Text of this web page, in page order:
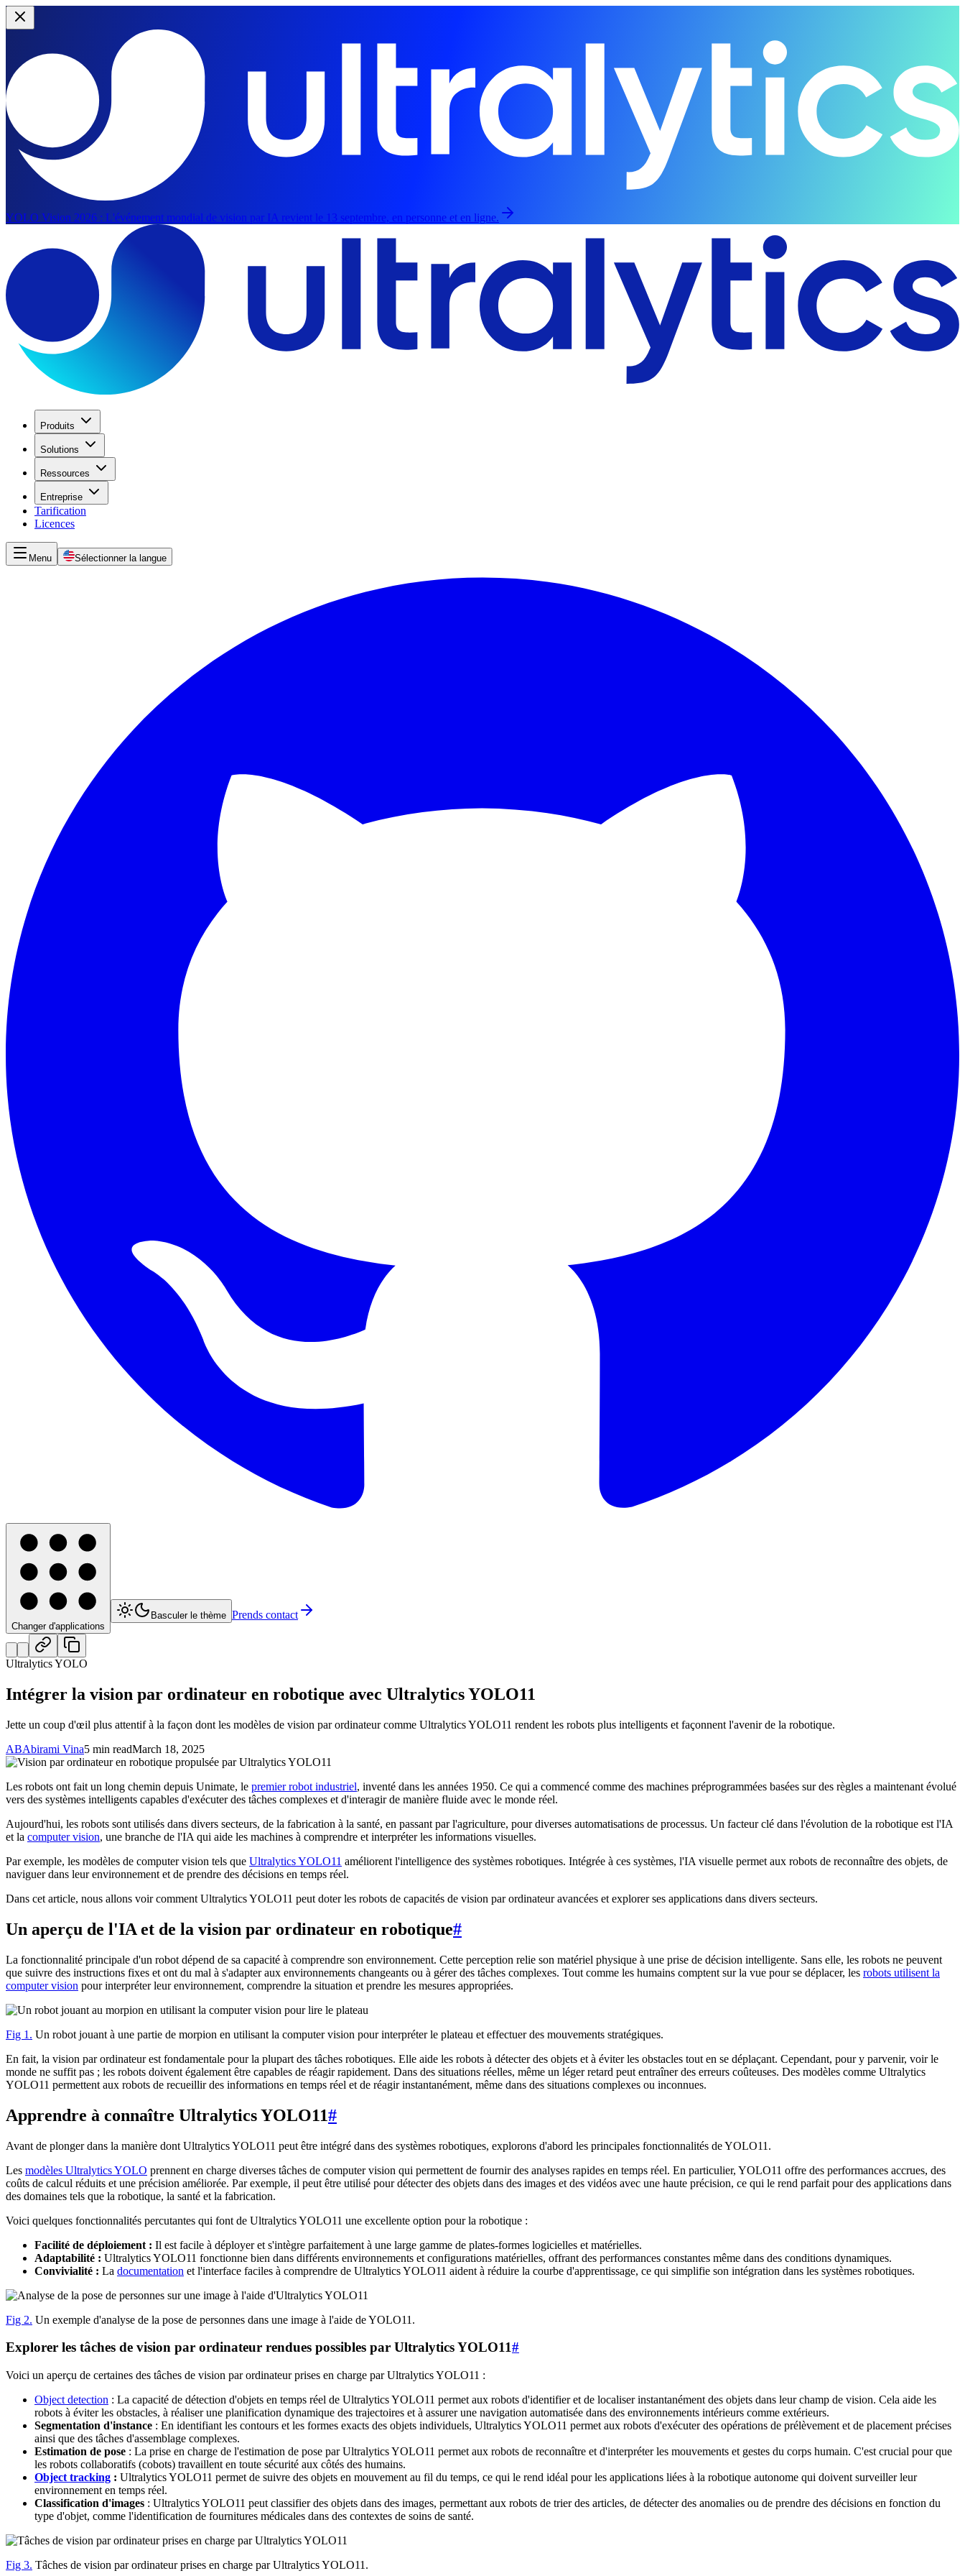
YOLO Vision 2026 : L'événement mondial de vision par IA revient le 13 septembre, en personne et en ligne.
Produits
Solutions
Ressources
Entreprise
Tarification
Licences
Menu Sélectionner la langue
Changer d'applications
Basculer le thème Prends contact
Ultralytics YOLO
Intégrer la vision par ordinateur en robotique avec Ultralytics YOLO11
Jette un coup d'œil plus attentif à la façon dont les modèles de vision par ordinateur comme Ultralytics YOLO11 rendent les robots plus intelligents et façonnent l'avenir de la robotique.
ABAbirami Vina5 min readMarch 18, 2025
Les robots ont fait un long chemin depuis Unimate, le premier robot industriel, inventé dans les années 1950. Ce qui a commencé comme des machines préprogrammées basées sur des règles a maintenant évolué
vers des systèmes intelligents capables d'exécuter des tâches complexes et d'interagir de manière fluide avec le monde réel.
Aujourd'hui, les robots sont utilisés dans divers secteurs, de la fabrication à la santé, en passant par l'agriculture, pour diverses automatisations de processus. Un facteur clé dans l'évolution de la robotique est l'IA
et la computer vision, une branche de l'IA qui aide les machines à comprendre et interpréter les informations visuelles.
Par exemple, les modèles de computer vision tels que Ultralytics YOLO11 améliorent l'intelligence des systèmes robotiques. Intégrée à ces systèmes, l'IA visuelle permet aux robots de reconnaître des objets, de
naviguer dans leur environnement et de prendre des décisions en temps réel.
Dans cet article, nous allons voir comment Ultralytics YOLO11 peut doter les robots de capacités de vision par ordinateur avancées et explorer ses applications dans divers secteurs.
Un aperçu de l'IA et de la vision par ordinateur en robotique#
La fonctionnalité principale d'un robot dépend de sa capacité à comprendre son environnement. Cette perception relie son matériel physique à une prise de décision intelligente. Sans elle, les robots ne peuvent
que suivre des instructions fixes et ont du mal à s'adapter aux environnements changeants ou à gérer des tâches complexes. Tout comme les humains comptent sur la vue pour se déplacer, les robots utilisent la
computer vision pour interpréter leur environnement, comprendre la situation et prendre les mesures appropriées.
Fig 1. Un robot jouant à une partie de morpion en utilisant la computer vision pour interpréter le plateau et effectuer des mouvements stratégiques.
En fait, la vision par ordinateur est fondamentale pour la plupart des tâches robotiques. Elle aide les robots à détecter des objets et à éviter les obstacles tout en se déplaçant. Cependant, pour y parvenir, voir le
monde ne suffit pas ; les robots doivent également être capables de réagir rapidement. Dans des situations réelles, même un léger retard peut entraîner des erreurs coûteuses. Des modèles comme Ultralytics
YOLO11 permettent aux robots de recueillir des informations en temps réel et de réagir instantanément, même dans des situations complexes ou inconnues.
Apprendre à connaître Ultralytics YOLO11#
Avant de plonger dans la manière dont Ultralytics YOLO11 peut être intégré dans des systèmes robotiques, explorons d'abord les principales fonctionnalités de YOLO11.
Les modèles Ultralytics YOLO prennent en charge diverses tâches de computer vision qui permettent de fournir des analyses rapides en temps réel. En particulier, YOLO11 offre des performances accrues, des
coûts de calcul réduits et une précision améliorée. Par exemple, il peut être utilisé pour détecter des objets dans des images et des vidéos avec une haute précision, ce qui le rend parfait pour des applications dans
des domaines tels que la robotique, la santé et la fabrication.
Voici quelques fonctionnalités percutantes qui font de Ultralytics YOLO11 une excellente option pour la robotique :
Facilité de déploiement : Il est facile à déployer et s'intègre parfaitement à une large gamme de plates-formes logicielles et matérielles.
Adaptabilité : Ultralytics YOLO11 fonctionne bien dans différents environnements et configurations matérielles, offrant des performances constantes même dans des conditions dynamiques.
Convivialité : La documentation et l'interface faciles à comprendre de Ultralytics YOLO11 aident à réduire la courbe d'apprentissage, ce qui simplifie son intégration dans les systèmes robotiques.
Fig 2. Un exemple d'analyse de la pose de personnes dans une image à l'aide de YOLO11.
Explorer les tâches de vision par ordinateur rendues possibles par Ultralytics YOLO11#
Voici un aperçu de certaines des tâches de vision par ordinateur prises en charge par Ultralytics YOLO11 :
Object detection : La capacité de détection d'objets en temps réel de Ultralytics YOLO11 permet aux robots d'identifier et de localiser instantanément des objets dans leur champ de vision. Cela aide les
robots à éviter les obstacles, à réaliser une planification dynamique des trajectoires et à assurer une navigation automatisée dans des environnements intérieurs comme extérieurs.
Segmentation d'instance : En identifiant les contours et les formes exacts des objets individuels, Ultralytics YOLO11 permet aux robots d'exécuter des opérations de prélèvement et de placement précises
ainsi que des tâches d'assemblage complexes.
Estimation de pose : La prise en charge de l'estimation de pose par Ultralytics YOLO11 permet aux robots de reconnaître et d'interpréter les mouvements et gestes du corps humain. C'est crucial pour que
les robots collaboratifs (cobots) travaillent en toute sécurité aux côtés des humains.
Object tracking : Ultralytics YOLO11 permet de suivre des objets en mouvement au fil du temps, ce qui le rend idéal pour les applications liées à la robotique autonome qui doivent surveiller leur
environnement en temps réel.
Classification d'images : Ultralytics YOLO11 peut classifier des objets dans des images, permettant aux robots de trier des articles, de détecter des anomalies ou de prendre des décisions en fonction du
type d'objet, comme l'identification de fournitures médicales dans des contextes de soins de santé.
Fig 3. Tâches de vision par ordinateur prises en charge par Ultralytics YOLO11.